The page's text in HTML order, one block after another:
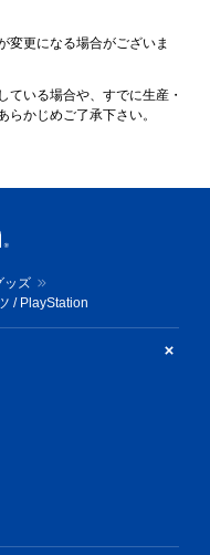
変更になる場合がございま
ている場合や、すでに生産・
かじめご了承下さい。
ッズ
/ PlayStation